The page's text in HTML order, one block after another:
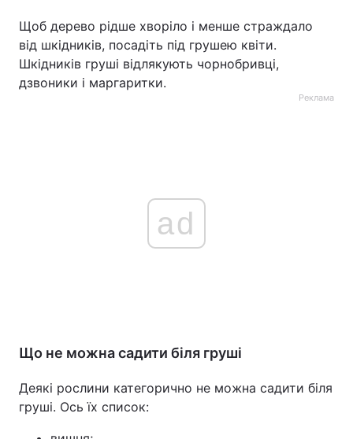
Щоб дерево рідше хворіло і менше страждало
від шкідників, посадіть під грушею квіти.
Шкідників груші відлякують чорнобривці,
дзвоники і маргаритки.
Реклама
ad
Що не можна садити біля груші
Деякі рослини категорично не можна садити біля
груші. Ось їх список: